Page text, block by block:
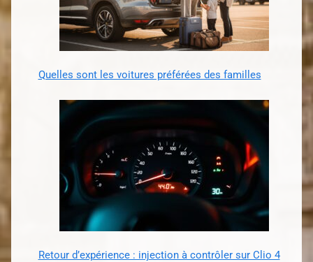
Quelles sont les voitures préférées des familles
Retour d’expérience : injection à contrôler sur Clio 4